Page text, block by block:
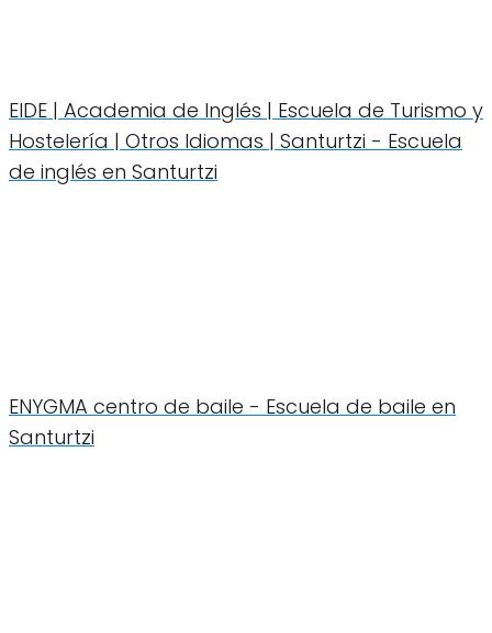
EIDE | Academia de Inglés | Escuela de Turismo y
Hostelería | Otros Idiomas | Santurtzi - Escuela
de inglés en Santurtzi
ENYGMA centro de baile - Escuela de baile en
Santurtzi